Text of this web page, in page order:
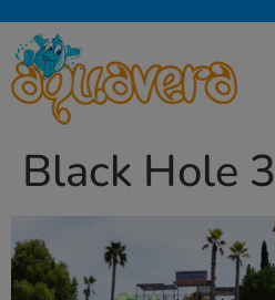
Black Hole 3